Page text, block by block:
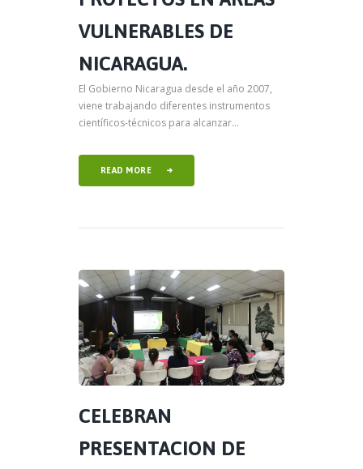
VULNERABLES DE
NICARAGUA.
El Gobierno Nicaragua desde el año 2007,
viene trabajando diferentes instrumentos
científicos-técnicos para alcanzar...
READ MORE
CELEBRAN
PRESENTACION DE